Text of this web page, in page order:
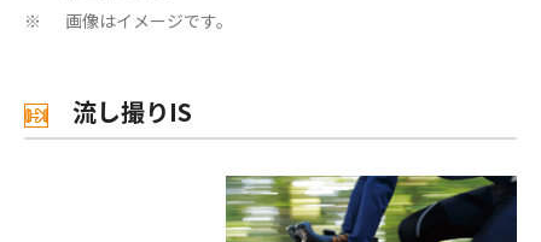
※ 画像はイメージです。
流し撮りIS